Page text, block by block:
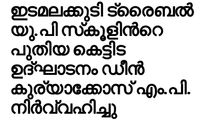
ഇടമലക്കുടി ട്രൈബൽ
യു.പി സ്‌കൂളിൻറെ
പുതിയ കെട്ടിട
ഉദ്ഘാടനം ഡീൻ
കുര്യാക്കോസ് എം.പി.
നിർവ്വഹിച്ചു